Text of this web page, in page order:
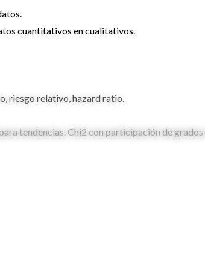
cuantitativos en cualitativos.
riesgo relativo, hazard ratio.
tendencias. Chi2 con participación de grados